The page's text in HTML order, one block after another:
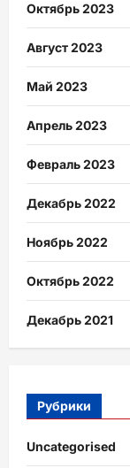
Октябрь 2023
Август 2023
Май 2023
Апрель 2023
Февраль 2023
Декабрь 2022
Ноябрь 2022
Октябрь 2022
Декабрь 2021
Рубрики
Uncategorised